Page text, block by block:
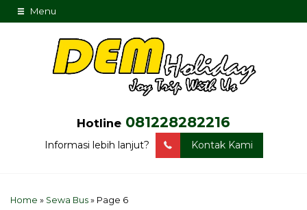
Menu
Hotline 081228282216
Informasi lebih lanjut? Kontak Kami
Home » Sewa Bus » Page 6